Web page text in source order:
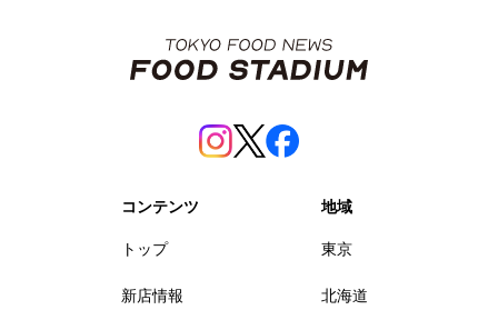
コンテンツ
トップ
新店情報
地域
東京
北海道